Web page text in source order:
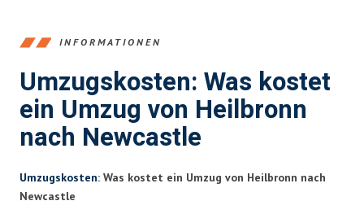
INFORMATIONEN
Umzugskosten: Was kostet
ein Umzug von Heilbronn
nach Newcastle
Umzugskosten: Was kostet ein Umzug von Heilbronn nach
Newcastle